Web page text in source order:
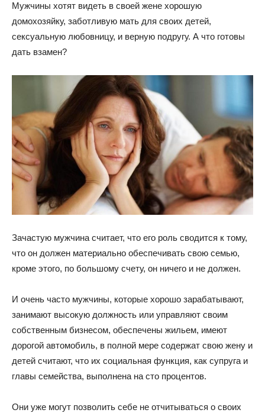
Мужчины хотят видеть в своей жене хорошую
домохозяйку, заботливую мать для своих детей,
сексуальную любовницу, и верную подругу. А что готовы
дать взамен?
Зачастую мужчина считает, что его роль сводится к тому,
что он должен материально обеспечивать свою семью,
кроме этого, по большому счету, он ничего и не должен.
И очень часто мужчины, которые хорошо зарабатывают,
занимают высокую должность или управляют своим
собственным бизнесом, обеспечены жильем, имеют
дорогой автомобиль, в полной мере содержат свою жену и
детей считают, что их социальная функция, как супруга и
главы семейства, выполнена на сто процентов.
Они уже могут позволить себе не отчитываться о своих